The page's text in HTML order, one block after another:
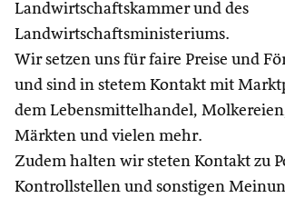
Landwirtschaftskammer und des
Landwirtschaftsministeriums.
Wir setzen uns für faire Preise und
und sind in stetem Kontakt mit
dem Lebensmittelhandel,
Märkten und vielen mehr.
Zudem halten wir steten Kontakt zu
Kontrollstellen und sonstigen